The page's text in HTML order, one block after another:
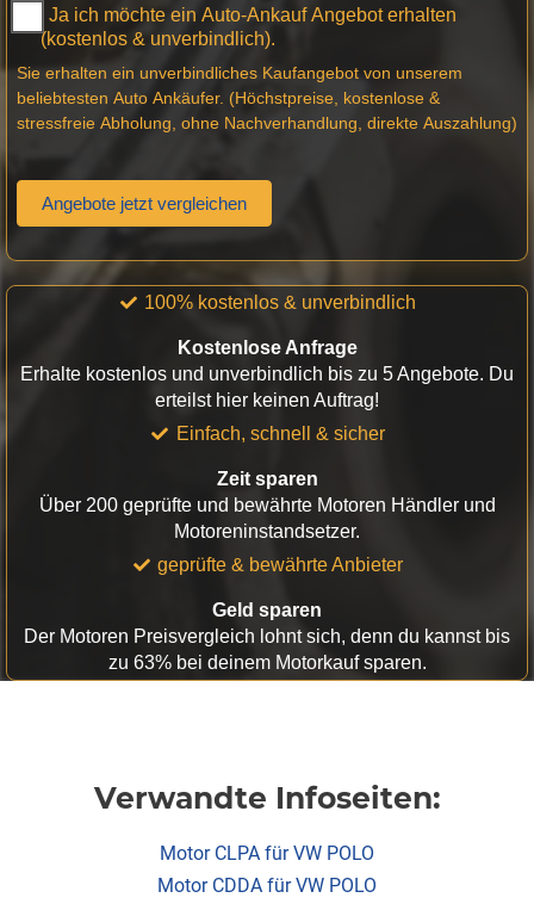
Ja ich möchte ein Auto-Ankauf Angebot erhalten
(kostenlos & unverbindlich).
Sie erhalten ein unverbindliches Kaufangebot von unserem
beliebtesten Auto Ankäufer. (Höchstpreise, kostenlose &
stressfreie Abholung, ohne Nachverhandlung, direkte Auszahlung)
Angebote jetzt vergleichen
100% kostenlos & unverbindlich
Kostenlose Anfrage
Erhalte kostenlos und unverbindlich bis zu 5 Angebote. Du
erteilst hier keinen Auftrag!
Einfach, schnell & sicher
Zeit sparen
Über 200 geprüfte und bewährte Motoren Händler und
Motoreninstandsetzer.
geprüfte & bewährte Anbieter
Geld sparen
Der Motoren Preisvergleich lohnt sich, denn du kannst bis
zu 63% bei deinem Motorkauf sparen.
Verwandte Infoseiten:
Motor CLPA für VW POLO
Motor CDDA für VW POLO